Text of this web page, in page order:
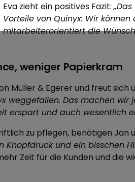
Eva zieht ein positives Fazit:
Vorteile von Quinyx: Wir
mitarbeiterorientiert die
weniger Papierkram
Müller & Egerer und freut sich
weggefallen. Das machen wir
erspart und auch wesentlich
zu pflegen, benötigen Jan
Knopfdruck und ein bisschen
Zeit für die Kunden und die